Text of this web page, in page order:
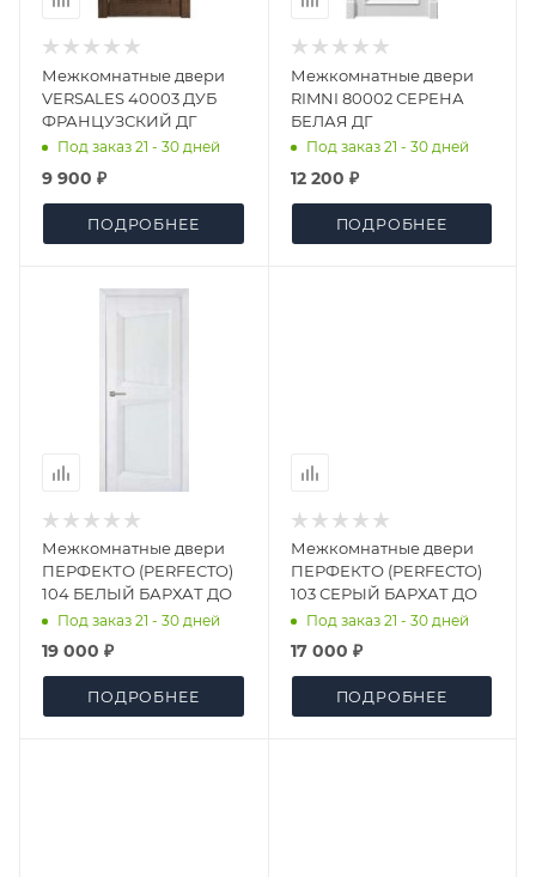
Межкомнатные двери
VERSALES 40003 ДУБ
ФРАНЦУЗСКИЙ ДГ
Под заказ 21 - 30 дней
9 900 ₽
ПОДРОБНЕЕ
Межкомнатные двери
RIMNI 80002 СЕРЕНА
БЕЛАЯ ДГ
Под заказ 21 - 30 дней
12 200 ₽
ПОДРОБНЕЕ
Межкомнатные двери
ПЕРФЕКТО (PERFECTO)
104 БЕЛЫЙ БАРХАТ ДО
Под заказ 21 - 30 дней
19 000 ₽
ПОДРОБНЕЕ
Межкомнатные двери
ПЕРФЕКТО (PERFECTO)
103 СЕРЫЙ БАРХАТ ДО
Под заказ 21 - 30 дней
17 000 ₽
ПОДРОБНЕЕ